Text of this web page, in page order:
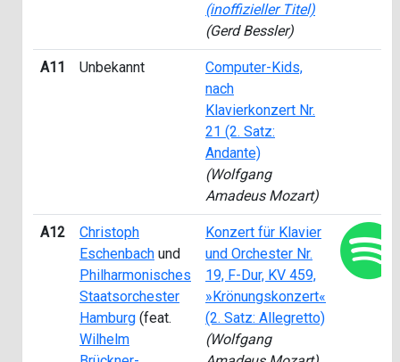
(inoffizieller Titel)
(Gerd Bessler)
A11 Unbekannt
Computer-Kids,
nach
Klavierkonzert Nr.
21 (2. Satz:
Andante)
(Wolfgang
Amadeus Mozart)
A12
Christoph
Eschenbach und
Philharmonisches
Staatsorchester
Hamburg (feat.
Wilhelm
Konzert für Klavier
und Orchester Nr.
19, F-Dur, KV 459,
»Krönungskonzert«
(2. Satz: Allegretto)
(Wolfgang